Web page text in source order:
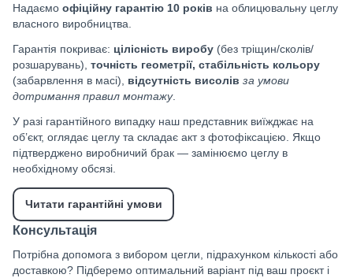
Надаємо офіційну гарантію 10 років на облицювальну цеглу
власного виробництва.
Гарантія покриває: цілісність виробу (без тріщин/сколів/
розшарувань), точність геометрії, стабільність кольору
(забарвлення в масі), відсутність висолів за умови
дотримання правил монтажу.
У разі гарантійного випадку наш представник виїжджає на
об’єкт, оглядає цеглу та складає акт з фотофіксацією. Якщо
підтверджено виробничий брак — замінюємо цеглу в
необхідному обсязі.
Читати гарантійні умови
Консультація
Потрібна допомога з вибором цегли, підрахунком кількості або
доставкою? Підберемо оптимальний варіант під ваш проєкт і